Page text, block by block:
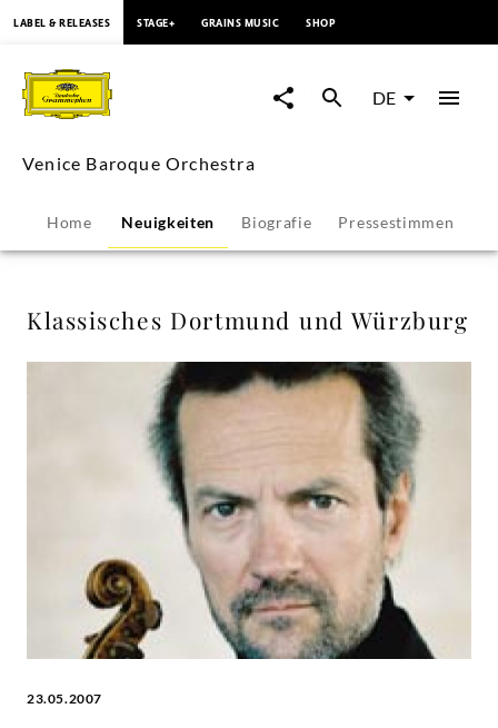
Klassisches
Dortmund
und
Würzburg
-
Venice
Baroque
Orchestra
Grammophon
LABEL & RELEASES STAGE+ GRAINS MUSIC SHOP
DE
Venice Baroque Orchestra
Home Neuigkeiten Biografie Pressestimmen
Klassisches Dortmund und Würzburg
23.05.2007